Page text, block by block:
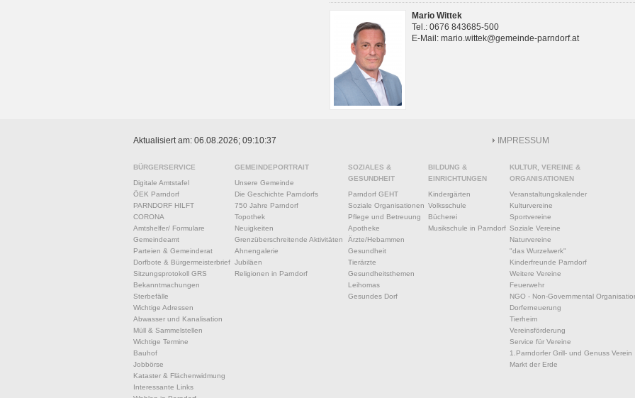
Mario Wittek
Tel.: 0676 843685-500
E-Mail: mario.wittek@gemeinde-parndorf.at
Aktualisiert am: 06.08.2026; 09:10:37 IMPRESSUM
BÜRGERSERVICE
Digitale Amtstafel
ÖEK Parndorf
PARNDORF HILFT
CORONA
Amtshelfer/ Formulare
Gemeindeamt
Parteien & Gemeinderat
Dorfbote & Bürgermeisterbrief
Sitzungsprotokoll GRS
Bekanntmachungen
Sterbefälle
Wichtige Adressen
Abwasser und Kanalisation
Müll & Sammelstellen
Wichtige Termine
Bauhof
Jobbörse
Kataster & Flächenwidmung
Interessante Links
GEMEINDEPORTRAIT
Unsere Gemeinde
Die Geschichte Parndorfs
750 Jahre Parndorf
Topothek
Neuigkeiten
Grenzüberschreitende Aktivitäten
Ahnengalerie
Jubiläen
Religionen in Parndorf
SOZIALES &
GESUNDHEIT
Parndorf GEHT
Soziale Organisationen
Pflege und Betreuung
Apotheke
Ärzte/Hebammen
Gesundheit
Tierärzte
Gesundheitsthemen
Leihomas
Gesundes Dorf
BILDUNG &
EINRICHTUNGEN
Kindergärten
Volksschule
Bücherei
Musikschule in Parndorf
KULTUR, VEREINE &
ORGANISATIONEN
Veranstaltungskalender
Kulturvereine
Sportvereine
Soziale Vereine
Naturvereine
"das Wurzelwerk"
Kinderfreunde Parndorf
Weitere Vereine
Feuerwehr
NGO - Non-Governmental
Dorferneuerung
Tierheim
Vereinsförderung
Service für Vereine
1.Parndorfer Grill- und Genuss Verein
Markt der Erde